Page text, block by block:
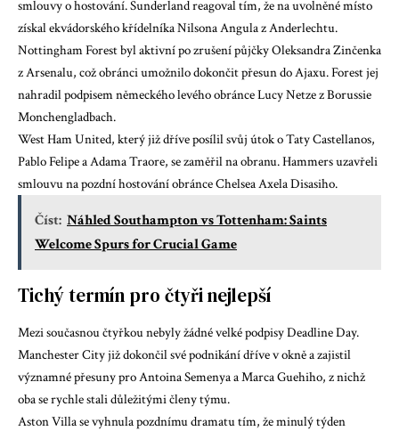
smlouvy o hostování. Sunderland reagoval tím, že na uvolněné místo
získal ekvádorského křídelníka Nilsona Angula z Anderlechtu.
Nottingham Forest byl aktivní po zrušení půjčky Oleksandra Zinčenka
z Arsenalu, což obránci umožnilo dokončit přesun do Ajaxu. Forest jej
nahradil podpisem německého levého obránce Lucy Netze z Borussie
Monchengladbach.
West Ham United, který již dříve posílil svůj útok o Taty Castellanos,
Pablo Felipe a Adama Traore, se zaměřil na obranu. Hammers uzavřeli
smlouvu na pozdní hostování obránce Chelsea Axela Disasiho.
Číst: Náhled Southampton vs Tottenham: Saints
Welcome Spurs for Crucial Game
Tichý termín pro čtyři nejlepší
Mezi současnou čtyřkou nebyly žádné velké podpisy Deadline Day.
Manchester City již dokončil své podnikání dříve v okně a zajistil
významné přesuny pro Antoina Semenya a Marca Guehiho, z nichž
oba se rychle stali důležitými členy týmu.
Aston Villa se vyhnula pozdnímu dramatu tím, že minulý týden